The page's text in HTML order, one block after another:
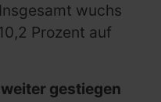
wuchs
Prozent auf
gestiegen